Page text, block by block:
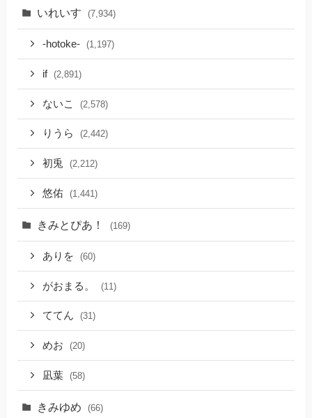
いれいす (7,934)
-hotoke- (1,197)
if (2,891)
ないこ (2,578)
りうら (2,442)
初兎 (2,212)
悠佑 (1,441)
きみとぴあ！ (169)
ありを (60)
がおまる。 (11)
ててん (31)
めお (20)
凪葉 (58)
きみゆめ (66)